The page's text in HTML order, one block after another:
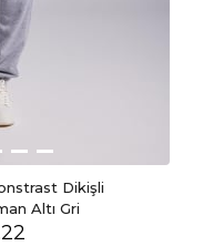
Dikişli
Altı Gri